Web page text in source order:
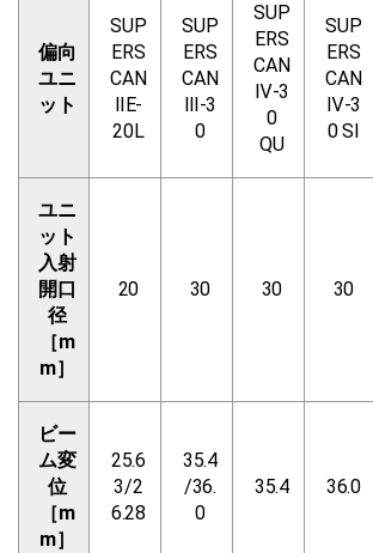
偏向
ユニ
ット
SUP
ERS
CAN
ⅡE-
20L
SUP
ERS
CAN
Ⅲ-3
0
SUP
ERS
CAN
Ⅳ-3
0
QU
SUP
ERS
CAN
Ⅳ-3
0 SI
ユニ
ット
入射
開口
径
［m
m］
20 30 30 30
ビー
ム変
位
［m
m］
25.6
3/2
6.28
35.4
/36.
0
35.4 36.0